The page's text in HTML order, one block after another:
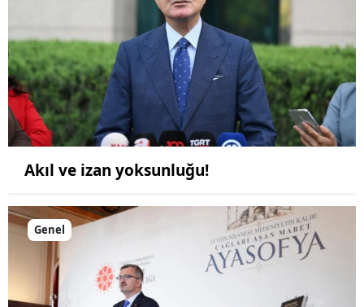
Akıl ve izan yoksunluğu!
Genel